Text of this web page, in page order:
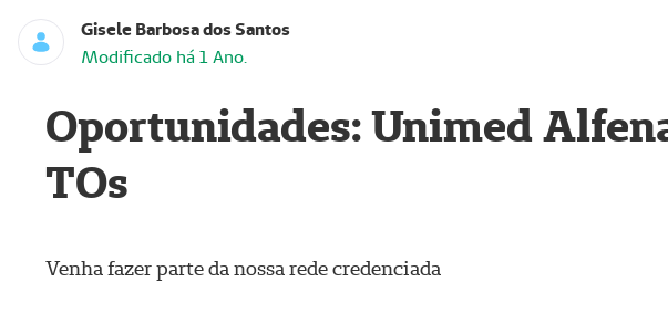
Gisele Barbosa dos Santos
Modificado há 1 Ano.
Oportunidades: Unimed
TOs
Venha fazer parte da nossa rede credenciada